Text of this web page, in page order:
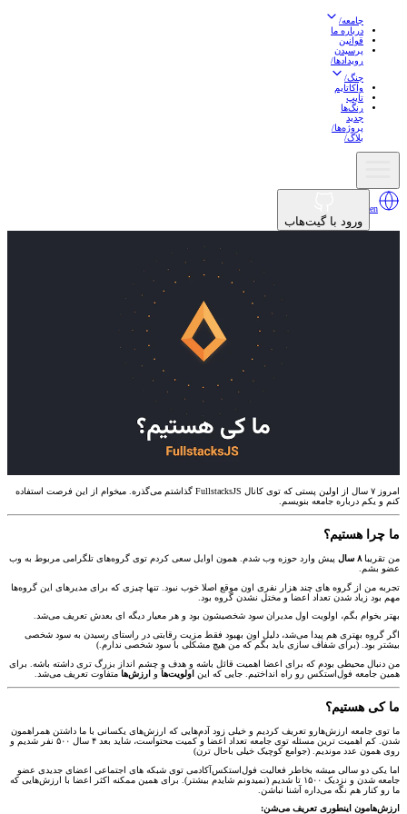
جامعه/
درباره ما
قوانین
پرسیدن
رویدادها/
جنگ/
واکاتایم
تایپ
رنگ‌ها
جدید
پروژه‌ها/
بلاگ/
en
ورود با گیت‌هاب
امروز ۷ سال از اولین پستی که توی کانال FullstacksJS گذاشتم می‌گذره. میخوام از این فرصت استفاده
کنم و یکم درباره جامعه بنویسم.
ما چرا هستیم؟
من تقریبا ۸ سال
پیش وارد حوزه وب شدم. همون اوایل سعی کردم توی گروه‌های تلگرامی مربوط به وب
عضو بشم.
تجربه من از گروه های چند هزار نفری اون موقع اصلا خوب نبود. تنها چیزی که برای مدیرهای این گروه‌ها
مهم بود زیاد شدن تعداد اعضا و مختل نشدن گروه بود.
بهتر بخوام بگم، اولویت اول مدیران سود شخصیشون بود و هر معیار دیگه ای بعدش تعریف می‌شد.
اگر گروه بهتری هم پیدا می‌شد، دلیل اون بهبود فقط مزیت رقابتی در راستای رسیدن به سود شخصی
بیشتر بود. (برای شفاف سازی باید بگم که من هیچ مشکلی با سود شخصی ندارم.)
من دنبال محیطی بودم که برای اعضا اهمیت قائل باشه و هدف و چشم انداز بزرگ تری داشته باشه. برای
همین جامعه فول‌استکس رو راه انداختیم. جایی که این
اولویت‌ها و ارزش‌ها متفاوت تعریف می‌شد.
ما کی هستیم؟
ما توی جامعه ارزش‌هارو تعریف کردیم و خیلی زود آدم‌هایی که ارزش‌های یکسانی با ما داشتن همراهمون
شدن. کم اهمیت ترین مسئله توی جامعه تعداد اعضا و کمیت محتواست، شاید بعد ۴ سال ۵۰۰ نفر شدیم و
روی همون عدد موندیم. (جوامع کوچیک خیلی باحال ترن)
اما یکی دو سالی میشه بخاطر فعالیت فول‌استکس‌آکادمی توی شبکه های اجتماعی اعضای جدیدی عضو
جامعه شدن و نزدیک ۱۵۰۰ تا شدیم (نمیدونم شایدم بیشتر). برای همین ممکنه اکثر اعضا با ارزش‌هایی که
ما رو کنار هم نگه می‌داره آشنا نباشن.
ارزش‌هامون اینطوری تعریف می‌شن: